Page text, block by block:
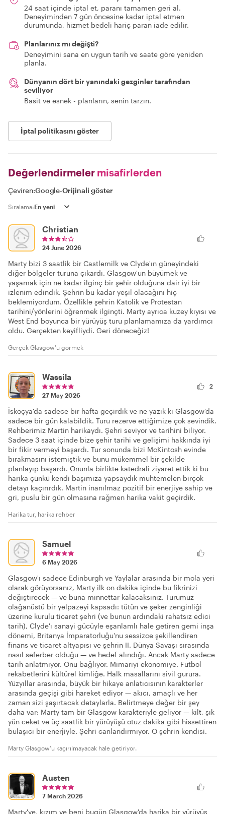
24 saat içinde iptal et, paranı tamamen geri al.
Deneyiminden 7 gün öncesine kadar iptal etmen
durumunda, hizmet bedeli hariç paran iade edilir.
Planlarınız mı değişti?
Deneyimini sana en uygun tarih ve saate göre yeniden
planla.
Dünyanın dört bir yanındaki gezginler tarafından
seviliyor
Basit ve esnek - planların, senin tarzın.
İptal politikasını göster
Değerlendirmeler misafirlerden
Çeviren:Google-Orijinali göster
Sıralama:
Christian
24 June 2026
Marty bizi 3 saatlik bir Castlemilk ve Clyde'ın güneyindeki
diğer bölgeler turuna çıkardı. Glasgow'un büyümek ve
yaşamak için ne kadar ilginç bir şehir olduğuna dair iyi bir
izlenim edindik. Şehrin bu kadar yeşil olacağını hiç
beklemiyordum. Özellikle şehrin Katolik ve Protestan
tarihini/yönlerini öğrenmek ilginçti. Marty ayrıca kuzey kıyısı ve
West End boyunca bir yürüyüş turu planlamamıza da yardımcı
oldu. Gerçekten keyifliydi. Geri döneceğiz!
Gerçek Glasgow'u görmek
Wassila
27 May 2026
2
İskoçya'da sadece bir hafta geçirdik ve ne yazık ki Glasgow'da
sadece bir gün kalabildik. Turu rezerve ettiğimize çok sevindik.
Rehberimiz Martin harikaydı. Şehri seviyor ve tarihini biliyor.
Sadece 3 saat içinde bize şehir tarihi ve gelişimi hakkında iyi
bir fikir vermeyi başardı. Tur sonunda bizi McKintosh evinde
bırakmasını istemiştik ve bunu mükemmel bir şekilde
planlayıp başardı. Onunla birlikte katedrali ziyaret ettik ki bu
harika çünkü kendi başımıza yapsaydık muhtemelen birçok
detayı kaçırırdık. Martin inanılmaz pozitif bir enerjiye sahip ve
gri, puslu bir gün olmasına rağmen harika vakit geçirdik.
Harika tur, harika rehber
Samuel
6 May 2026
Glasgow'ı sadece Edinburgh ve Yaylalar arasında bir mola yeri
olarak görüyorsanız, Marty ilk on dakika içinde bu fikrinizi
değiştirecek — ve buna minnettar kalacaksınız. Turumuz
olağanüstü bir yelpazeyi kapsadı: tütün ve şeker zenginliği
üzerine kurulu ticaret şehri (ve bunun ardındaki rahatsız edici
tarih), Clyde'ı sanayi gücüyle eşanlamlı hale getiren gemi inşa
dönemi, Britanya İmparatorluğu'nu sessizce şekillendiren
finans ve ticaret altyapısı ve şehrin II. Dünya Savaşı sırasında
nasıl seferber olduğu — ve hedef alındığı. Ancak Marty sadece
tarih anlatmıyor. Onu bağlıyor. Mimariyi ekonomiye. Futbol
rekabetlerini kültürel kimliğe. Halk masallarını sivil gurura.
Yüzyıllar arasında, büyük bir hikaye anlatıcısının karakterler
arasında geçişi gibi hareket ediyor — akıcı, amaçlı ve her
zaman sizi şaşırtacak detaylarla. Belirtmeye değer bir şey
daha var: Marty tam bir Glasgow karakteriyle geliyor — kilt, şık
yün ceket ve üç saatlik bir yürüyüşü otuz dakika gibi hissettiren
bulaşıcı bir enerjiyle. Şehri canlandırmıyor. O şehrin kendisi.
Marty Glasgow'u kaçırılmayacak hale getiriyor.
Austen
7 March 2026
Marty'ye, kızım ve beni bugün Glasgow'da harika bir yürüyüş